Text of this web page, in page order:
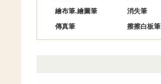
繪布筆.繪圖筆
消失筆
傳真筆
擦擦白板筆